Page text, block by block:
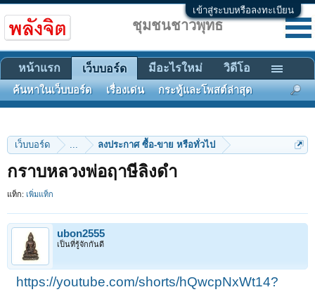
เข้าสู่ระบบหรือลงทะเบียน
เว็บบอร์ด ... ลงประกาศ ซื้อ-ขาย หรือทั่วไป
กราบหลวงพ่อฤาษีลิงดำ
แท็ก: เพิ่มแท็ก
ubon2555
เป็นที่รู้จักกันดี
https://youtube.com/shorts/hQwcpNxWt14?
ชุมชนชาวพุทธ
หน้าแรก เว็บบอร์ด
ค้นหาในเว็บบอร์ด เรื่องเด่น กระทู้และโพสต์ล่าสุด
มีอะไรใหม่ วิดีโอ